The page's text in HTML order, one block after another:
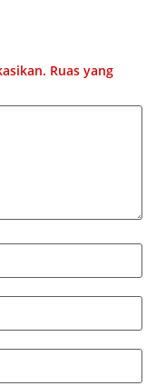
Ruas yang